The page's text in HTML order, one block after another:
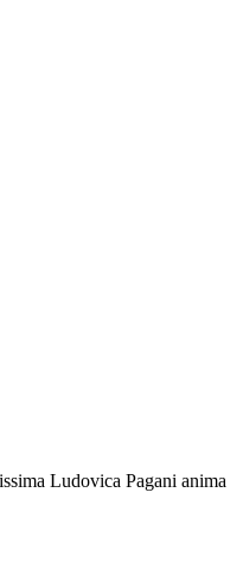
Ludovica Pagani anima